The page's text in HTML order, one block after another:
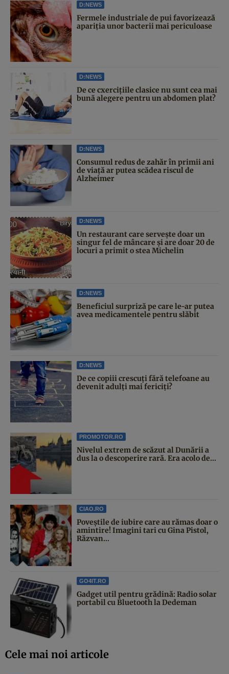
D:NEWS
Fermele industriale de pui favorizează
apariția unor bacterii mai periculoase
D:NEWS
De ce cxercițiile clasice nu sunt cea mai
bună alegere pentru un abdomen plat?
D:NEWS
Consumul redus de zahăr în primii ani
de viață ar putea scădea riscul de
Alzheimer
D:NEWS
Un restaurant care servește doar un
singur fel de mâncare și are doar 20 de
locuri a primit o stea Michelin
D:NEWS
Beneficiul surpriză pe care le-ar putea
avea medicamentele pentru slăbit
D:NEWS
De ce copiii crescuți fără telefoane au
devenit adulți mai fericiți?
PROMOTOR.RO
Nivelul extrem de scăzut al Dunării a
dus la o descoperire rară. Era acolo de...
CIAO.RO
Poveştile de iubire care au rămas doar o
amintire! Imagini tari cu Gina Pistol,
Răzvan...
GO4IT.RO
Gadget util pentru grădină: Radio solar
portabil cu Bluetooth la Dedeman
Cele mai noi articole